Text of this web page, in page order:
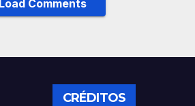
Load Comments
CRÉDITOS